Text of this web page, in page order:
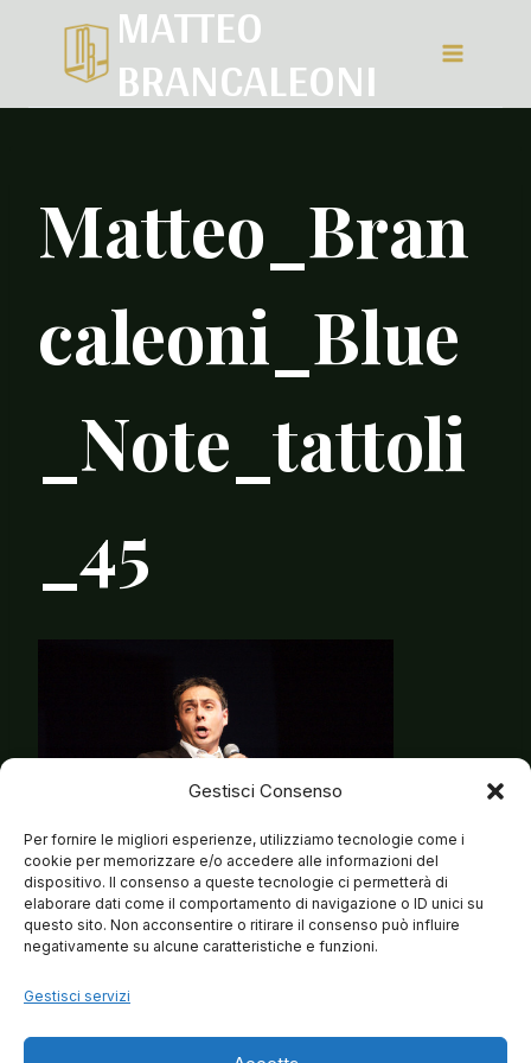
Gestisci Consenso
Per fornire le migliori esperienze, utilizziamo tecnologie come i
cookie per memorizzare e/o accedere alle informazioni del
dispositivo. Il consenso a queste tecnologie ci permetterà di
elaborare dati come il comportamento di navigazione o ID unici su
questo sito. Non acconsentire o ritirare il consenso può influire
negativamente su alcune caratteristiche e funzioni.
Gestisci servizi
MATTEO
BRANCALEONI
Matteo_Bran
caleoni_Blue
_Note_tattoli
_45